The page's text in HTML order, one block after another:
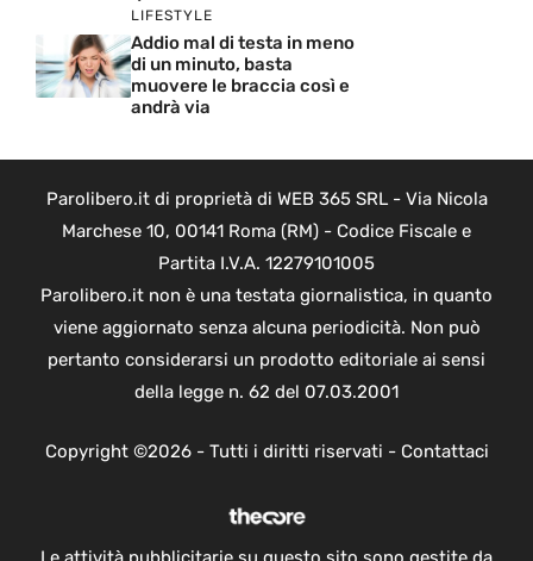
LIFESTYLE
Addio mal di testa in meno
di un minuto, basta
muovere le braccia così e
andrà via
Parolibero.it di proprietà di WEB 365 SRL - Via Nicola
Marchese 10, 00141 Roma (RM) - Codice Fiscale e
Partita I.V.A. 12279101005
Parolibero.it non è una testata giornalistica, in quanto
viene aggiornato senza alcuna periodicità. Non può
pertanto considerarsi un prodotto editoriale ai sensi
della legge n. 62 del 07.03.2001
Copyright ©2026 - Tutti i diritti riservati - Contattaci